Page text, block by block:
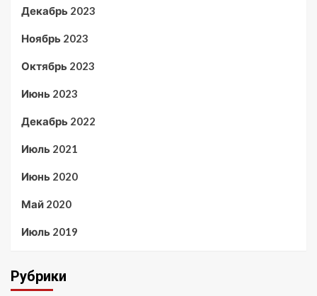
Декабрь 2023
Ноябрь 2023
Октябрь 2023
Июнь 2023
Декабрь 2022
Июль 2021
Июнь 2020
Май 2020
Июль 2019
Рубрики